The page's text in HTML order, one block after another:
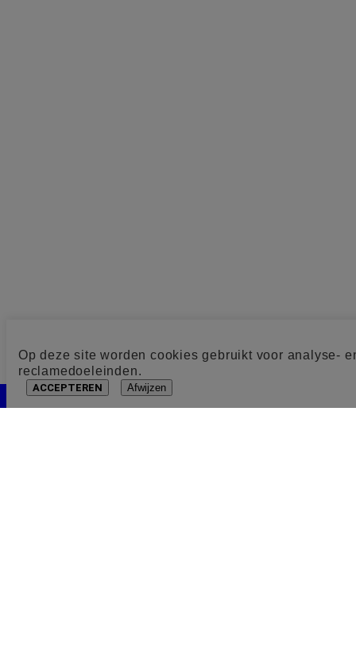
Op deze site worden cookies gebruikt voor analyse-
reclamedoeleinden.
ACCEPTEREN Afwijzen
Cookie toestemming